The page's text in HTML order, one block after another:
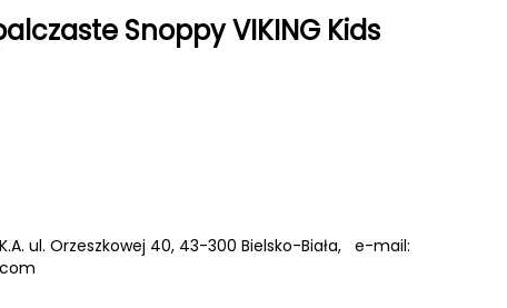
Snoppy VIKING Kids
S.K.A. ul. Orzeszkowej 40, 43-300 Bielsko-Biała, e-mail: